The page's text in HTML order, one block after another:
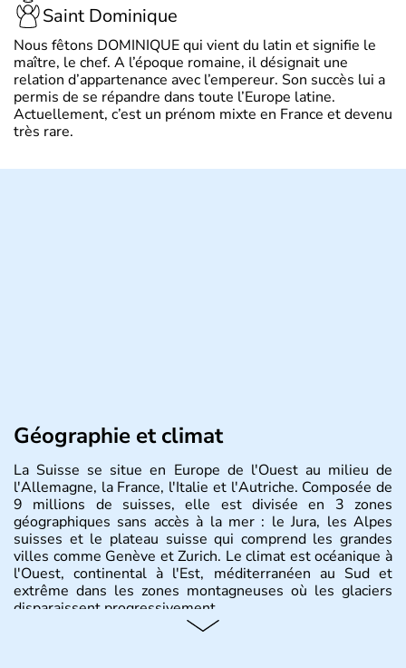
Saint Dominique
Nous fêtons DOMINIQUE qui vient du latin et signifie le
maître, le chef. A l’époque romaine, il désignait une
relation d’appartenance avec l’empereur. Son succès lui a
permis de se répandre dans toute l’Europe latine.
Actuellement, c’est un prénom mixte en France et devenu
très rare.
Géographie et climat
La Suisse se situe en Europe de l'Ouest au milieu de
l'Allemagne, la France, l'Italie et l'Autriche. Composée de
9 millions de suisses, elle est divisée en 3 zones
géographiques sans accès à la mer : le Jura, les Alpes
suisses et le plateau suisse qui comprend les grandes
villes comme Genève et Zurich. Le climat est océanique à
l'Ouest, continental à l'Est, méditerranéen au Sud et
extrême dans les zones montagneuses où les glaciers
disparaissent progressivement.